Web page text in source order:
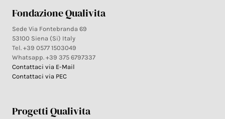
Fondazione Qualivita
Sede Via Fontebranda 69
53100 Siena (Si) Italy
Tel. +39 0577 1503049
Whatsapp. +39 375 6797337
Contattaci via E-Mail
Contattaci via PEC
Progetti Qualivita